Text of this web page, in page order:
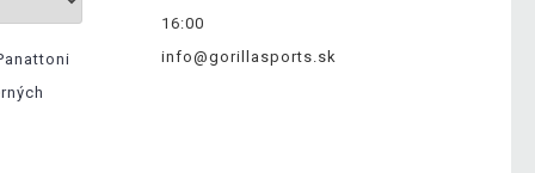
16:00
info@gorillasports.sk